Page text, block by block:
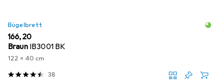
Bügelbrett
EUR
166,20
Braun IB3001 BK
122 x 40 cm
38